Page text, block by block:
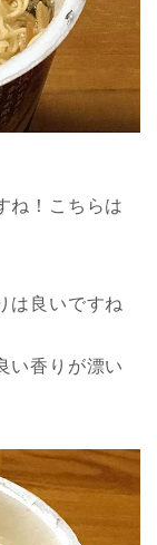
ね！こちらは
は良いですね
い香りが漂い